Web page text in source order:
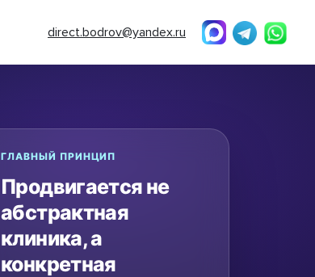
direct.bodrov@yandex.ru
ГЛАВНЫЙ ПРИНЦИП
Продвигается не
абстрактная
клиника, а
конкретная